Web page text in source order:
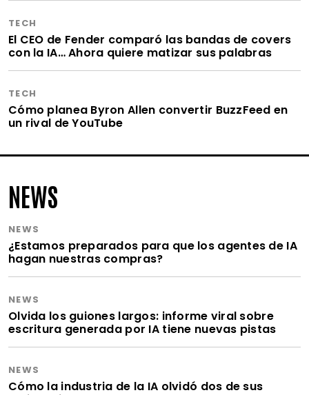
TECH
El CEO de Fender comparó las bandas de covers
con la IA… Ahora quiere matizar sus palabras
TECH
Cómo planea Byron Allen convertir BuzzFeed en
un rival de YouTube
NEWS
NEWS
¿Estamos preparados para que los agentes de IA
hagan nuestras compras?
NEWS
Olvida los guiones largos: informe viral sobre
escritura generada por IA tiene nuevas pistas
NEWS
Cómo la industria de la IA olvidó dos de sus